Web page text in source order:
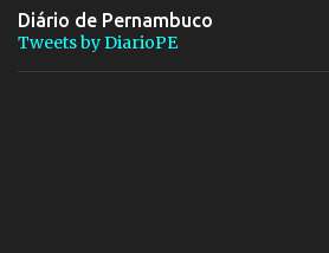
Diário de Pernambuco
Tweets by DiarioPE